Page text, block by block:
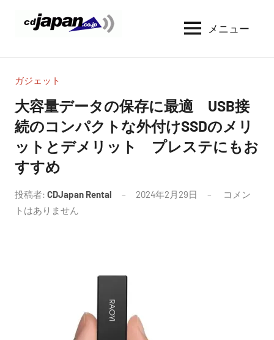
ン
CDJapan
Rental
レ
ン
タ
情
報
メニュー
ガジェット
大容量データの保存に最適 USB接
続のコンパクトな外付けSSDのメリ
ットとデメリット プレステにもお
すすめ
投稿者: CDJapan Rental 2024年2月29日
コメン
トはありません